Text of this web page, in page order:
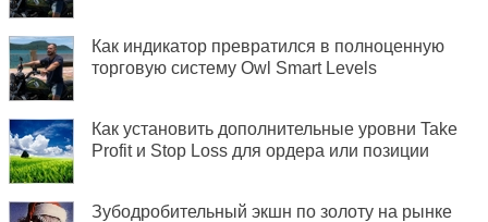
Как индикатор превратился в полноценную
торговую систему Owl Smart Levels
Как установить дополнительные уровни Take
Profit и Stop Loss для ордера или позиции
Зубодробительный экшн по золоту на рынке